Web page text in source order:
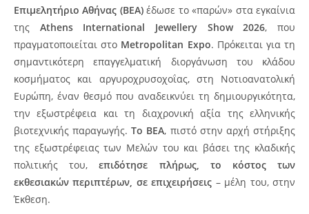
Επιμελητήριο Αθήνας (ΒΕΑ)έδωσε το «παρών» στα εγκαίνια
της Athens International Jewellery Show 2026, που
πραγματοποιείται στο Metropolitan Expo. Πρόκειται για τη
σημαντικότερη επαγγελματική διοργάνωση του κλάδου
κοσμήματος και αργυροχρυσοχοΐας, στη Νοτιοανατολική
Ευρώπη, έναν θεσμό που αναδεικνύει τη δημιουργικότητα,
την εξωστρέφεια και τη διαχρονική αξία της ελληνικής
βιοτεχνικής παραγωγής.Το ΒΕΑ, πιστό στην αρχή στήριξης
της εξωστρέφειας των Μελών του και βάσει της κλαδικής
πολιτικής του,επιδότησε πλήρως, το κόστος των
εκθεσιακών περιπτέρων, σε επιχειρήσεις – μέλη του, στην
Έκθεση.